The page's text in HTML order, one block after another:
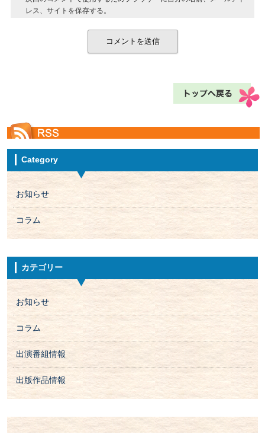
レス、サイトを保存する。
Category
お知らせ
コラム
カテゴリー
お知らせ
コラム
出演番組情報
出版作品情報